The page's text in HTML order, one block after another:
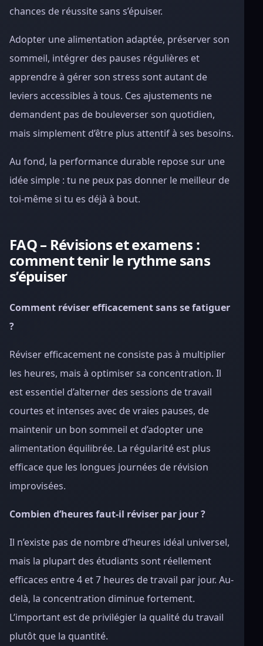
chances de réussite sans s’épuiser.
Adopter une alimentation adaptée, préserver son
sommeil, intégrer des pauses régulières et
apprendre à gérer son stress sont autant de
leviers accessibles à tous. Ces ajustements ne
demandent pas de bouleverser son quotidien,
mais simplement d’être plus attentif à ses besoins.
Au fond, la performance durable repose sur une
idée simple : tu ne peux pas donner le meilleur de
toi-même si tu es déjà à bout.
FAQ – Révisions et examens :
comment tenir le rythme sans
s’épuiser
Comment réviser efficacement sans se fatiguer
?
Réviser efficacement ne consiste pas à multiplier
les heures, mais à optimiser sa concentration. Il
est essentiel d’alterner des sessions de travail
courtes et intenses avec de vraies pauses, de
maintenir un bon sommeil et d’adopter une
alimentation équilibrée. La régularité est plus
efficace que les longues journées de révision
improvisées.
Combien d’heures faut-il réviser par jour ?
Il n’existe pas de nombre d’heures idéal universel,
mais la plupart des étudiants sont réellement
efficaces entre 4 et 7 heures de travail par jour. Au-
delà, la concentration diminue fortement.
L’important est de privilégier la qualité du travail
plutôt que la quantité.